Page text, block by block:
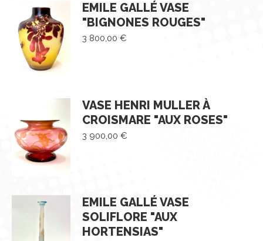
EMILE GALLÉ VASE
"BIGNONES ROUGES"
3 800,00 €
VASE HENRI MULLER À
CROISMARE "AUX ROSES"
3 900,00 €
EMILE GALLÉ VASE
SOLIFLORE "AUX
HORTENSIAS"